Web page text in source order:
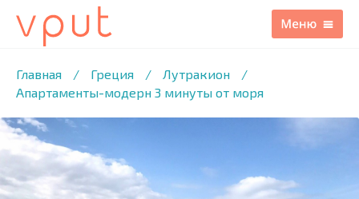
Главная / Греция / Лутракион
/
Апартаменты-модерн 3 минуты от моря
/12 ФОТО